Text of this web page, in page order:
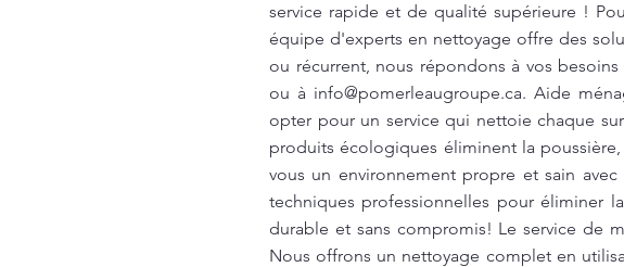
service rapide et de qualité supérieure !
équipe d'experts en nettoyage offre des
ou récurrent, nous répondons à vos besoins
ou à info@pomerleaugroupe.ca. Aide
opter pour un service qui nettoie chaque
produits écologiques éliminent la
vous un environnement propre et sain
techniques professionnelles pour éliminer
durable et sans compromis! Le service de
Nous offrons un nettoyage complet en